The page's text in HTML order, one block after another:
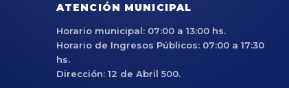
ATENCIÓN MUNICIPAL
Horario municipal: 07:00 a 13:00 hs.
Horario de Ingresos Públicos: 07:00 a 17:30
hs.
Dirección: 12 de Abril 500.